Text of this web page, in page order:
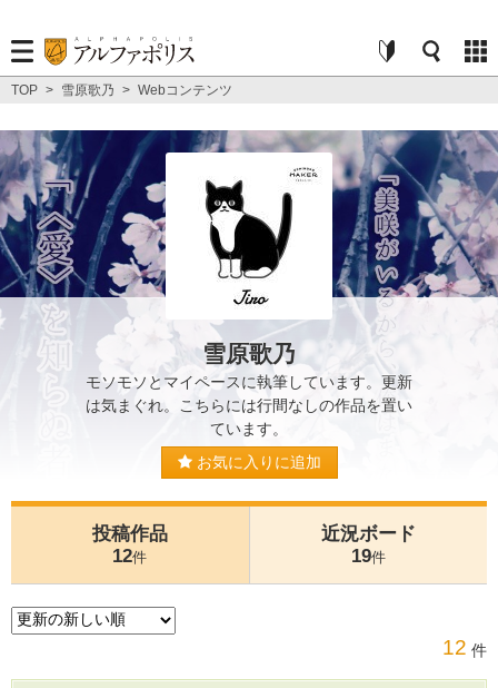
TOP > 雪原歌乃 > Webコンテンツ
雪原歌乃
モソモソとマイペースに執筆しています。更新
は気まぐれ。こちらには行間なしの作品を置い
ています。
お気に入りに追加
投稿作品
12件
近況ボード
19件
12 件